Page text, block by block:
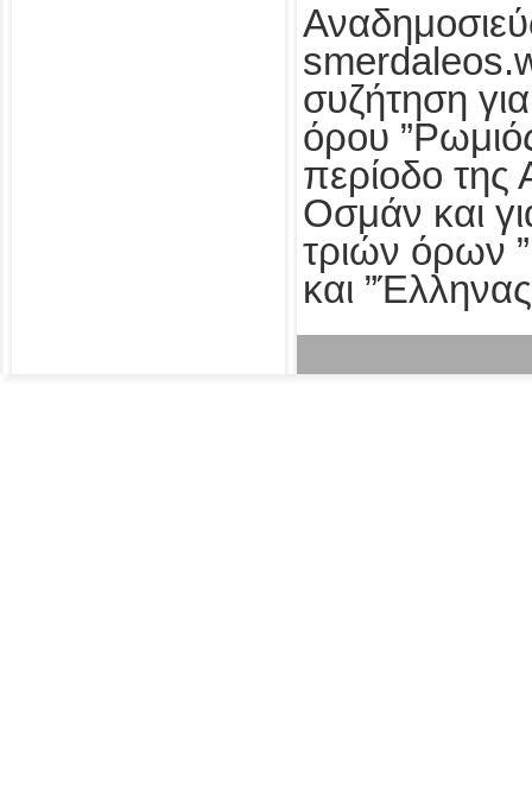
συζήτηση
όρου
περίοδο της
Οσμάν και
τριών όρων
και